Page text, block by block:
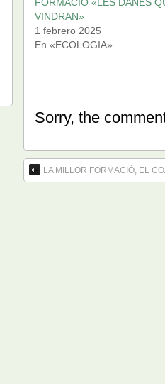
VINDRAN»
1 febrero 2025
En «ECOLOGIA»
Sorry, the
LA MILLOR FORMACIÓ, EL